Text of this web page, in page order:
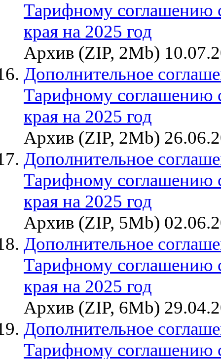
Тарифному соглашению
края на 2025 год
Архив (ZIP, 2Mb)
Дополнительное
Тарифному соглашению
края на 2025 год
Архив (ZIP, 2Mb)
Дополнительное
Тарифному соглашению
края на 2025 год
Архив (ZIP, 5Mb)
Дополнительное
Тарифному соглашению
края на 2025 год
Архив (ZIP, 6Mb)
Дополнительное
Тарифному соглашению